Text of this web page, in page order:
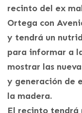
recinto del ex
Ortega con
y tendrá un
para informar a
mostrar las
y generación de
la madera.
El recinto tendrá